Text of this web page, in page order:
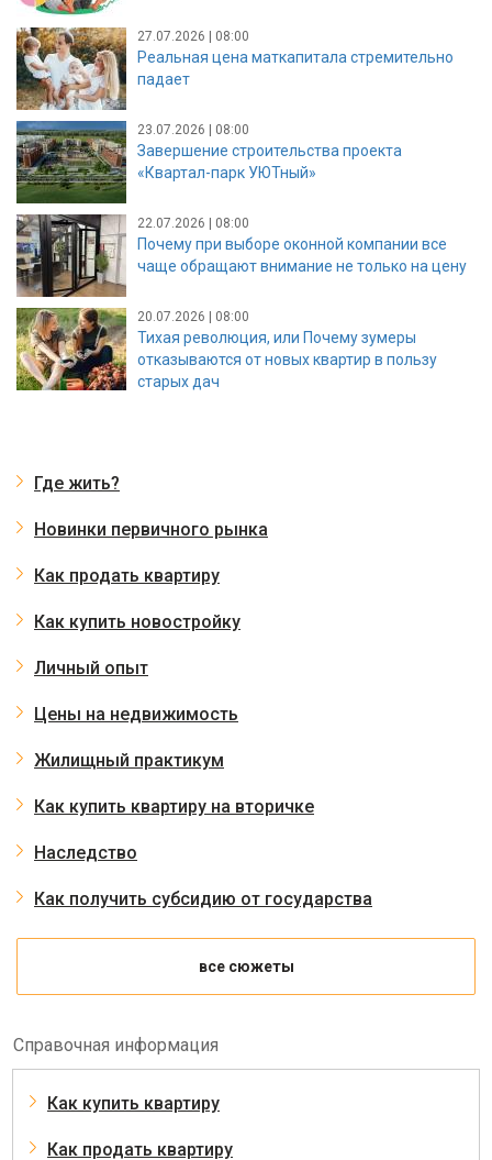
27.07.2026 | 08:00
Реальная цена маткапитала стремительно
падает
23.07.2026 | 08:00
Завершение строительства проекта
«Квартал-парк УЮТный»
22.07.2026 | 08:00
Почему при выборе оконной компании все
чаще обращают внимание не только на цену
20.07.2026 | 08:00
Тихая революция, или Почему зумеры
отказываются от новых квартир в пользу
старых дач
Где жить?
Новинки первичного рынка
Как продать квартиру
Как купить новостройку
Личный опыт
Цены на недвижимость
Жилищный практикум
Как купить квартиру на вторичке
Наследство
Как получить субсидию от государства
все сюжеты
Справочная информация
Как купить квартиру
Как продать квартиру